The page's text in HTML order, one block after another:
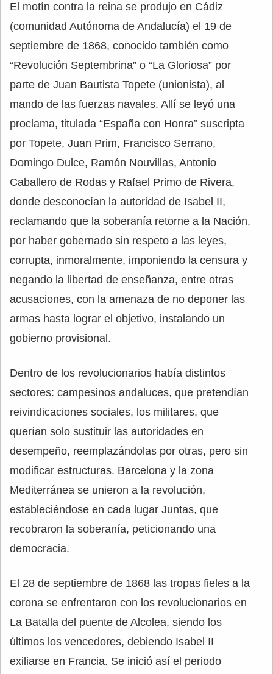
El motín contra la reina se produjo en Cádiz
(comunidad Autónoma de Andalucía) el 19 de
septiembre de 1868, conocido también como
“Revolución Septembrina” o “La Gloriosa” por
parte de Juan Bautista Topete (unionista), al
mando de las fuerzas navales. Allí se leyó una
proclama, titulada “España con Honra” suscripta
por Topete, Juan Prim, Francisco Serrano,
Domingo Dulce, Ramón Nouvillas, Antonio
Caballero de Rodas y Rafael Primo de Rivera,
donde desconocían la autoridad de Isabel II,
reclamando que la soberanía retorne a la Nación,
por haber gobernado sin respeto a las leyes,
corrupta, inmoralmente, imponiendo la censura y
negando la libertad de enseñanza, entre otras
acusaciones, con la amenaza de no deponer las
armas hasta lograr el objetivo, instalando un
gobierno provisional.
Dentro de los revolucionarios había distintos
sectores: campesinos andaluces, que pretendían
reivindicaciones sociales, los militares, que
querían solo sustituir las autoridades en
desempeño, reemplazándolas por otras, pero sin
modificar estructuras. Barcelona y la zona
Mediterránea se unieron a la revolución,
estableciéndose en cada lugar Juntas, que
recobraron la soberanía, peticionando una
democracia.
El 28 de septiembre de 1868 las tropas fieles a la
corona se enfrentaron con los revolucionarios en
La Batalla del puente de Alcolea, siendo los
últimos los vencedores, debiendo Isabel II
exiliarse en Francia. Se inició así el periodo